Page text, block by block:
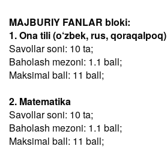
MAJBURIY FANLAR bloki:
1. Ona tili (o‘zbek, rus, qoraqalpoq)
Savollar soni: 10 ta;
Baholash mezoni: 1.1 ball;
Maksimal ball: 11 ball;
2. Matematika
Savollar soni: 10 ta;
Baholash mezoni: 1.1 ball;
Maksimal ball: 11 ball;